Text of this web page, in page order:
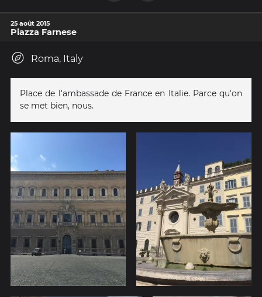
25 août 2015
Piazza Farnese
Roma, Italy
Place de l'ambassade de France en Italie. Parce qu'on
se met bien, nous.